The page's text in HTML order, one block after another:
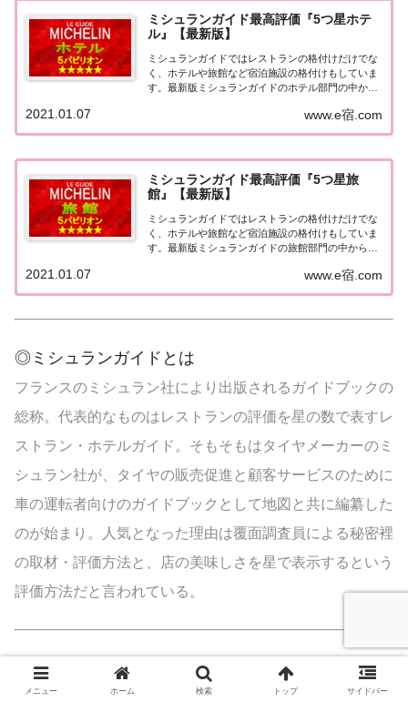
ミシュランガイド最高評価『5つ星ホテ
ル』【最新版】
ミシュランガイドではレストランの格付けだけでな
く、ホテルや旅館など宿泊施設の格付けもしていま
す。最新版ミシュランガイドのホテル部門の中から
をまとめてみました♪ いずれのホテルも人気ランキ
ングなどで常に上位を賑わす有名ホテル。各ホテル
www.e宿.com
2021.01.07
ミシュランガイド最高評価『5つ星旅
館』【最新版】
ミシュランガイドではレストランの格付けだけでな
く、ホテルや旅館など宿泊施設の格付けもしていま
す。最新版ミシュランガイドの旅館部門の中から最
とめてみました♪ いずれも人気ランキングなどで常
に上位を賑わす有名旅館。各旅館の情報と口コミ評
www.e宿.com
2021.01.07
◎ミシュランガイドとは
フランスのミシュラン社により出版されるガイドブックの
総称。代表的なものはレストランの評価を星の数で表すレ
ストラン・ホテルガイド。そもそもはタイヤメーカーのミ
シュラン社が、タイヤの販売促進と顧客サービスのために
車の運転者向けのガイドブックとして地図と共に編纂した
のが始まり。人気となった理由は覆面調査員による秘密裡
の取材・評価方法と、店の美味しさを星で表示するという
評価方法だと言われている。
▽全国のトレンド宿
メニュー ホーム 検索 トップ サイドバー